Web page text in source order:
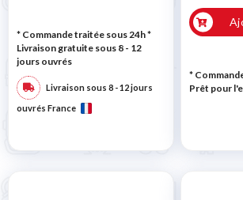
* Commande traitée sous 24h*
Livraison gratuite sous 8 - 12
jours ouvrés
Livraison sous 8 - 12 jours
ouvrés France
*
Prêt pour